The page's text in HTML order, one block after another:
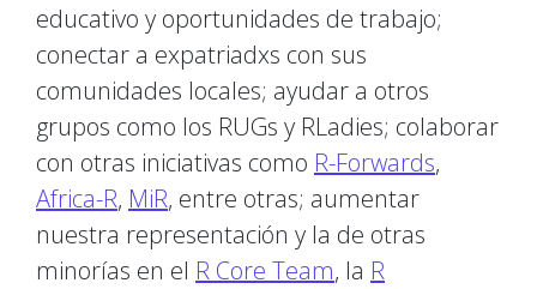
educativo y oportunidades de trabajo;
conectar a expatriadxs con sus
comunidades locales; ayudar a otros
grupos como los RUGs y RLadies; colaborar
con otras iniciativas como R-Forwards,
Africa-R, MiR, entre otras; aumentar
nuestra representación y la de otras
minorías en el R Core Team, la R